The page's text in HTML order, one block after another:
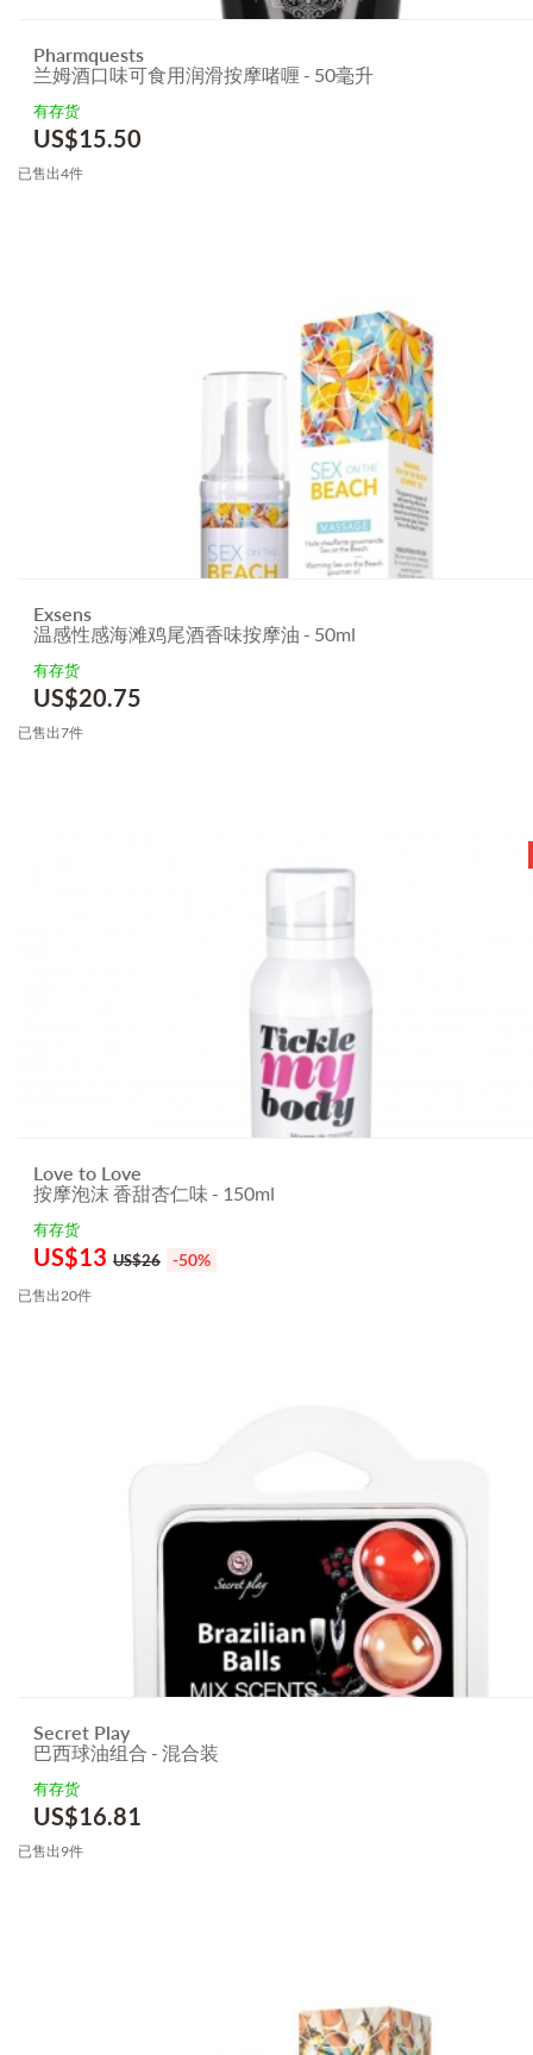
Pharmquests
兰姆酒口味可食用润滑按摩啫喱 - 50毫升
有存货
US$15.50
已售出4件
Exsens
温感性感海滩鸡尾酒香味按摩油 - 50ml
有存货
US$20.75
已售出7件
Love to Love
按摩泡沫 香甜杏仁味 - 150ml
有存货
US$13 US$26 -50%
已售出20件
Secret Play
巴西球油组合 - 混合装
有存货
US$16.81
已售出9件